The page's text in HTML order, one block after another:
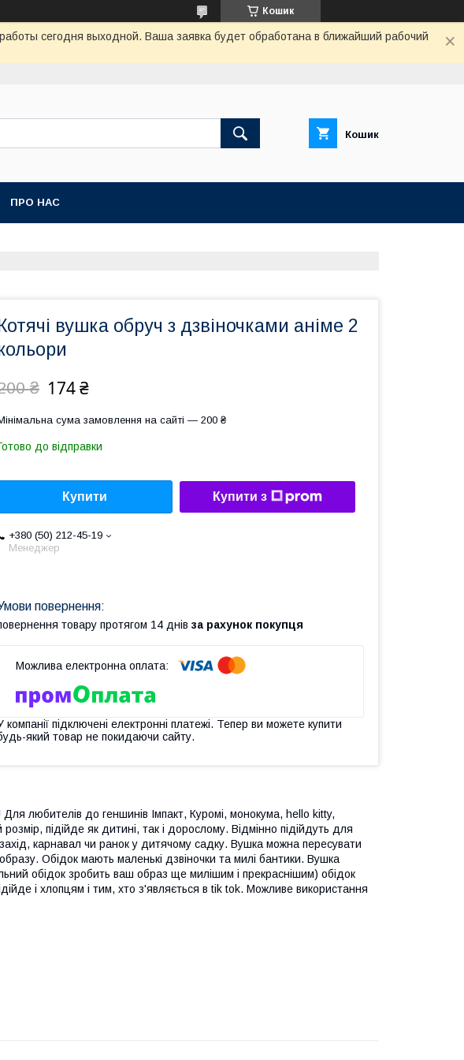
Кошик
сегодня выходной. Ваша заявка будет обработана в ближайший рабочий
Кошик
ПРО НАС
вушка обруч з дзвіночками аніме 2
₴ 174 ₴
сума замовлення на сайті — 200 ₴
до відправки
Купити Купити з
+380 (50) 212-45-19
Менеджер
товару протягом 14 днів за рахунок покупця
компанії підключені електронні платежі. Тепер ви можете купити
який товар не покидаючи сайту.
любителів до геншинів Імпакт, Куромі, монокума, hello kitty,
підійде як дитині, так і дорослому. Відмінно підійдуть для
карнавал чи ранок у дитячому садку. Вушка можна пересувати
Обідок мають маленькі дзвіночки та милі бантики. Вушка
обідок зробить ваш образ ще милішим і прекраснішим) обідок
і хлопцям і тим, хто з'являється в tik tok. Можливе використання